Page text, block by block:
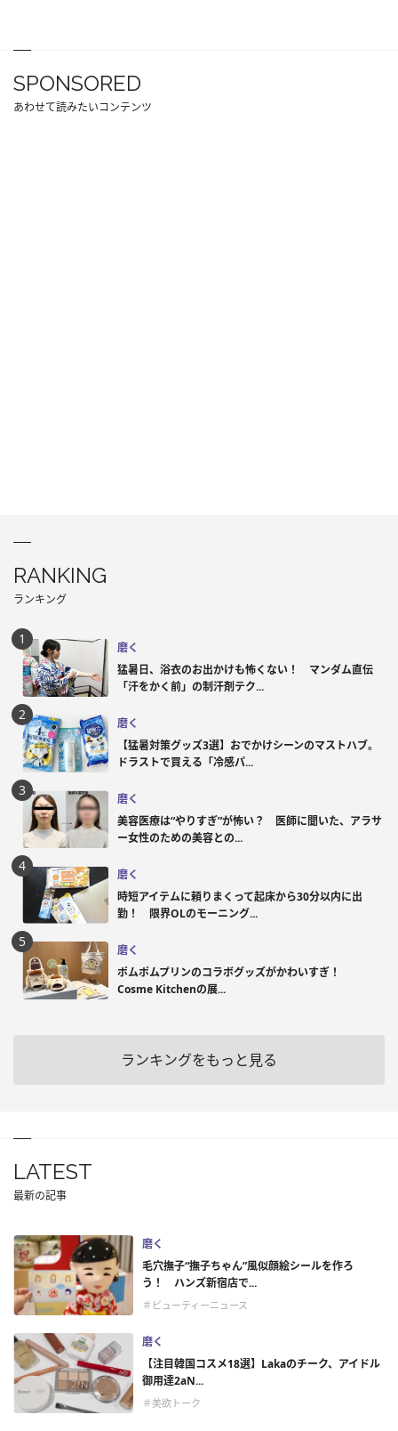
SPONSORED
あわせて読みたいコンテンツ
RANKING
ランキング
磨く
猛暑日、浴衣のお出かけも怖くない！ マンダム直伝
「汗をかく前」の制汗剤テク...
磨く
【猛暑対策グッズ3選】おでかけシーンのマストハブ。
ドラストで買える「冷感パ...
磨く
美容医療は“やりすぎ”が怖い？ 医師に聞いた、アラサ
ー女性のための美容との...
磨く
時短アイテムに頼りまくって起床から30分以内に出
勤！ 限界OLのモーニング...
磨く
ポムポムプリンのコラボグッズがかわいすぎ！
Cosme Kitchenの展...
ランキングをもっと見る
LATEST
最新の記事
磨く
毛穴撫子“撫子ちゃん”風似顔絵シールを作ろ
う！ ハンズ新宿店で...
＃ビューティーニュース
磨く
【注目韓国コスメ18選】Lakaのチーク、アイドル
御用達2aN...
＃美欲トーク